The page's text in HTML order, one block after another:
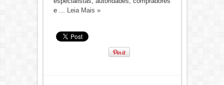
e ... Leia Mais »